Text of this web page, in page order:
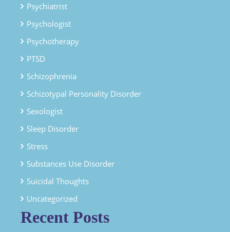
Psychiatrist
Psychologist
Psychotherapy
PTSD
Schizophrenia
Schizotypal Personality Disorder
Sexologist
Sleep Disorder
Stress
Substances Use Disorder
Suicidal Thoughts
Uncategorized
Recent Posts